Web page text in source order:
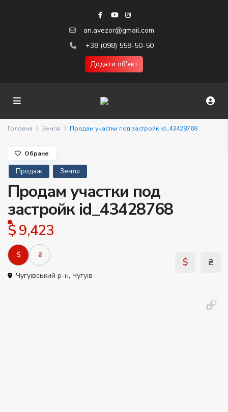
an.avezor@gmail.com
+38 (098) 558-50-50
Додати об'єкт
Головна Земля Продам участки под застройк id_43428768
Продаж Земля
Продам участки под
застройк id_43428768
$ 9,423
$ ₴
Чугуївський р-н, Чугуїв
Обране
$ ₴